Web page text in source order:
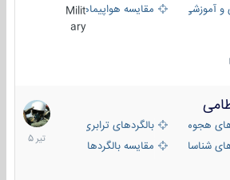
آموزشی
مقایسه هواپیماهاMilit
ary
هجومی
بالگردهای ترابری
شناسایی
مقایسه بالگردها
22
تیر
1405